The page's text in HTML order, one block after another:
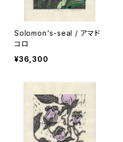
Solomon's-seal / アマド
コロ
¥36,300